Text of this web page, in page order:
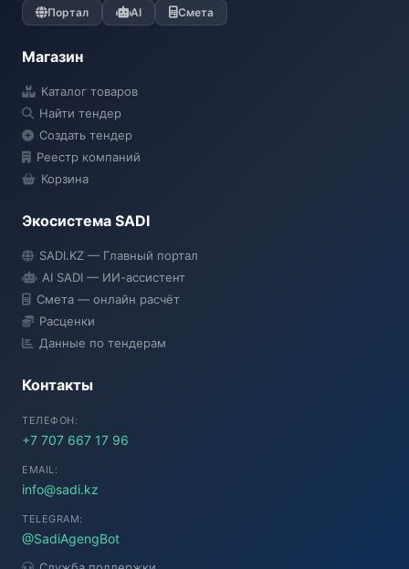
Портал AI Смета
Магазин
Каталог товаров
Найти тендер
Создать тендер
Реестр компаний
Корзина
Экосистема SADI
SADI.KZ — Главный портал
AI SADI — ИИ-ассистент
Смета — онлайн расчёт
Расценки
Данные по тендерам
Контакты
ТЕЛЕФОН:
+7 707 667 17 96
EMAIL:
info@sadi.kz
TELEGRAM:
@SadiAgengBot
● Подключение...